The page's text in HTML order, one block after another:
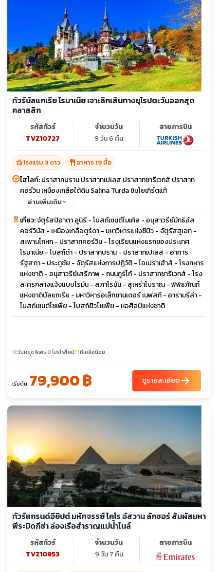
ทัวร์บัลแกเรีย โรมาเนีย เจาะลึกเส้นทางยุโรปตะวันออกสุด
คลาสสิก
รหัสทัวร์
TVZ10727
จำนวนวัน
9 วัน 6 คืน
สายการบิน
hotel_classโรงแรม 3 ดาว restaurant อาหาร 19 มื้อ
ไฮไลท์:ปราสาทบราน ปราสาทเปเลส ปราสาทซารีเวทส์ ปราสาท
คอร์วิน เหมืองเกลือใต้ดิน Salina Turda ชิมโยเกิร์ตแท้
อ่านเพิ่มเติม
เที่ยว:จัตุรัสปิอาตา อูนิรี - โบสถ์เซนต์ไมเคิล - อนุสาวรีย์มัทธิอัส
คอร์วินัส - เหมืองเกลือตูร์ดา - มหาวิหารแห่งซีบิว - จัตุรัสฮูเอท -
สะพานโกหก - ปราสาทคอร์วิน - โรงเรียนแห่งแรกของประเทศ
โรมาเนีย - โบสถ์ดำ - ปราสาทบราน - ปราสาทเปเลส - อาคาร
รัฐสภา - ประตูชัย - จัตุรัสแห่งการปฏิวัติ - โอเปร่าเฮ้าส์ - โรงทหาร
แห่งชาติ - อนุสาวรีย์เสรีภาพ - ถนนกูร์โก้ - ปราสาทซารีเวทส์ - โรง
ละครกลางแจ้งแบบโรมัน - สภาโรมัน - สุเหร่าโบราณ - พิพิธภัณฑ์
แห่งชาติบัลแกเรีย - มหาวิหารอเล็กซานเดอร์ เนฟสกี - อารามรีล่า -
โบสถ์เซนต์โซเฟีย - โบสถ์ยิวโซเฟีย - หอศิลป์แห่งชาติ
sunnyวันหยุดพิเศษlocal_fire_departmentโปรไฟไหม้confirmation_numberที่เหลือน้อย
เริ่มต้น 79,900 ฿ ดูรายละเอียดarrow_forward
ทัวร์แกรนด์อียิปต์ มหัศจรรย์ ไคโร อัสวาน ลักซอร์ สัมผัสมหา
พีระมิดกีซ่า ล่องเรือสำราญแม่น้ำไนล์
รหัสทัวร์
TVZ10953
จำนวนวัน
9 วัน 7 คืน
สายการบิน